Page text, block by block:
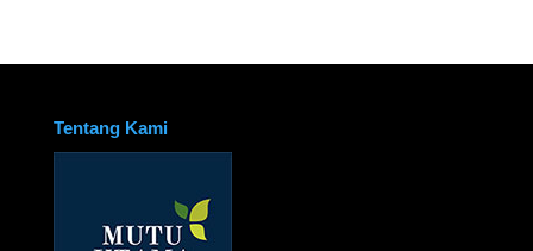
Tentang Kami